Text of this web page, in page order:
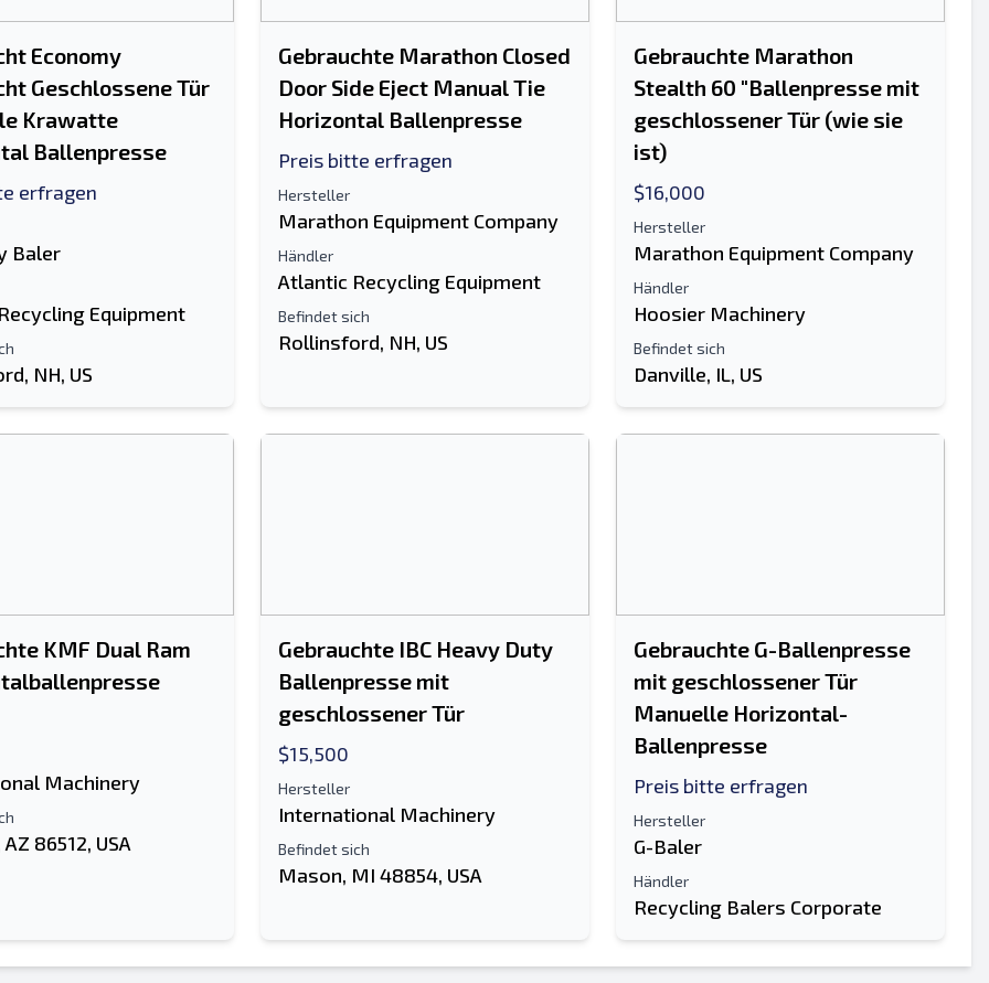
Economy
Geschlossene Tür
Krawatte
Ballenpresse
erfragen
Baler
Equipment
NH, US
Gebrauchte Marathon Closed
Door Side Eject Manual Tie
Horizontal Ballenpresse
Preis bitte erfragen
Hersteller
Marathon Equipment Company
Händler
Atlantic Recycling Equipment
Befindet sich
Rollinsford, NH, US
Gebrauchte Marathon
Stealth 60 "Ballenpresse mit
geschlossener Tür (wie sie
ist)
$16,000
Hersteller
Marathon Equipment Company
Händler
Hoosier Machinery
Befindet sich
Danville, IL, US
KMF Dual Ram
Machinery
86512, USA
Gebrauchte IBC Heavy Duty
Ballenpresse mit
geschlossener Tür
$15,500
Hersteller
International Machinery
Befindet sich
Mason, MI 48854, USA
Gebrauchte G-Ballenpresse
mit geschlossener Tür
Manuelle Horizontal-
Ballenpresse
Preis bitte erfragen
Hersteller
G-Baler
Händler
Recycling Balers Corporate